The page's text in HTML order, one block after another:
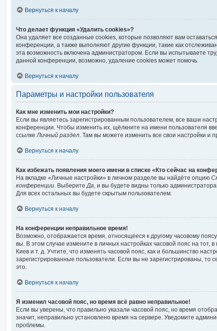
Вернуться к началу
Что делает функция «Удалить cookies»?
Она удаляет все созданные cookies, которые позволяют вам
конференции, а также выполняют другие функции, такие как
эта возможность включена администратором. Если вы испытываете
данной конференции, возможно, удаление cookies может помочь.
Вернуться к началу
Параметры и настройки пользователя
Как мне изменить мои настройки?
Если вы являетесь зарегистрированным пользователем, все ваши
конференции. Чтобы изменить их, щёлкните на имени пользователя
ссылкеЛичный раздел. Там вы можете изменить все свои настройки и
Вернуться к началу
Как избежать появления моего имени в списке «Кто сейчас на
На вкладке «Личные настройки» в личном разделе вы найдёте опцию
конференции. ВыберитеДа, и вы будете видны только
Для всех остальных вы будете скрытым пользователем.
Вернуться к началу
На конференции неправильное время!
Возможно, отображается время, относящееся к другому часовому
вы. В этом случае измените в личных настройках часовой пояс на тот,
Киев и т. д. Учтите, что изменять часовой пояс, как и большинство
зарегистрированные пользователи. Если вы не зарегистрированы, то
это.
Вернуться к началу
Я изменил часовой пояс, но время всё равно неправильное!
Если вы уверены, что правильно указали часовой пояс, но время
значит, неправильно установлено время на сервере. Уведомите
проблемы.